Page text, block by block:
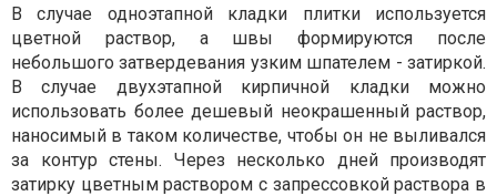
В случае одноэтапной кладки плитки используется
цветной раствор, а швы формируются после
небольшого затвердевания узким шпателем - затиркой.
В случае двухэтапной кирпичной кладки можно
использовать более дешевый неокрашенный раствор,
наносимый в таком количестве, чтобы он не выливался
за контур стены. Через несколько дней производят
затирку цветным раствором с запрессовкой раствора в